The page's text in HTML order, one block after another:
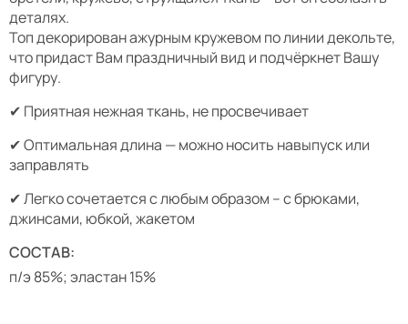
деталях.
Топ декорирован ажурным кружевом по линии декольте,
что придаст Вам праздничный вид и подчёркнет Вашу
фигуру.
✔ Приятная нежная ткань, не просвечивает
✔ Оптимальная длина — можно носить навыпуск или
заправлять
✔ Легко сочетается с любым образом – с брюками,
джинсами, юбкой, жакетом
СОСТАВ:
п/э 85%; эластан 15%